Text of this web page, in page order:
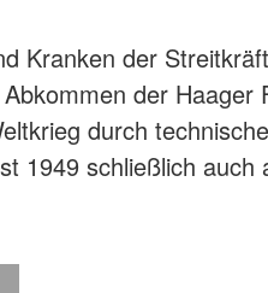
Kranken der
der Haager
durch
1949 schließlich auch